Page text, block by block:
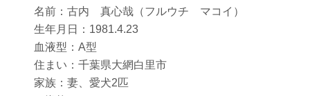
名前：古内 真心哉（フルウチ マコイ）
生年月日：1981.4.23
血液型：A型
住まい：千葉県大網白里市
家族：妻、愛犬2匹